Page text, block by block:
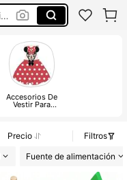
Accesorios De
Vestir Para
Precio
Filtros
Fuente de alimentación